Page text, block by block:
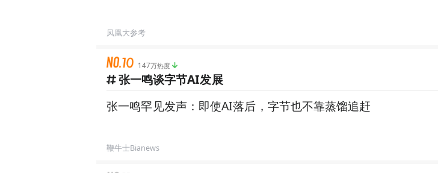
凤凰大参考
147万热度
张一鸣谈字节AI发展
张一鸣罕见发声：即使AI落后，字节也不靠蒸馏追赶
鞭牛士Bianews